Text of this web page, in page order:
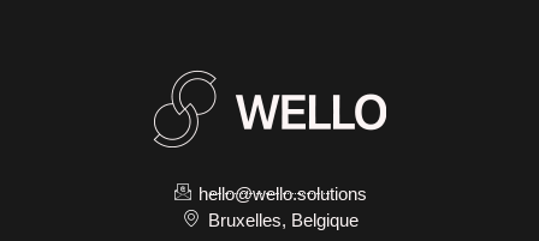
hello@wello.solutions
Bruxelles, Belgique